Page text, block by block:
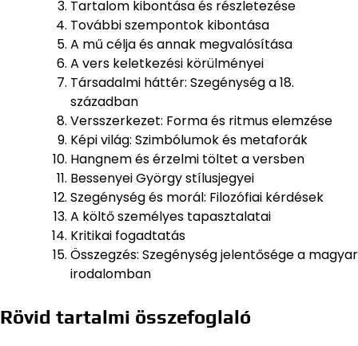
Tartalom kibontása és részletezése
További szempontok kibontása
A mű célja és annak megvalósítása
A vers keletkezési körülményei
Társadalmi háttér: Szegénység a 18.
században
Versszerkezet: Forma és ritmus elemzése
Képi világ: Szimbólumok és metaforák
Hangnem és érzelmi töltet a versben
Bessenyei György stílusjegyei
Szegénység és morál: Filozófiai kérdések
A költő személyes tapasztalatai
Kritikai fogadtatás
Összegzés: Szegénység jelentősége a magyar
irodalomban
Rövid tartalmi összefoglaló